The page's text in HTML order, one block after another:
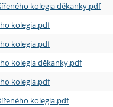
kolegia děkanky.pdf
kolegia.pdf
kolegia.pdf
kolegia děkanky.pdf
kolegia.pdf
kolegia.pdf